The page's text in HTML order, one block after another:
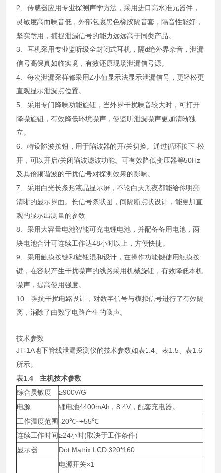
2、传感器应用专业探测声学方法，采用进口高水准元器件，
灵敏度高而噪音低，外部包裹黑色橡胶隔音套，隔音性能好，
坚实耐用，捕捉泄漏信号的能力远远高于同类产品。
3、耳机采用专业监听级全封闭式耳机，隔d绝外界杂音，泄漏
信号高保真如临实境，有效还原现场泄漏信号源。
4、每次泄漏采样都采用Z小值显示法显示泄漏信号，更轻松更
直观显示泄漏点位置。
5、采用专门降噪功能旋钮，当外界干扰噪音较大时，可打开
降噪旋钮，有效降低环境噪声，使监听泄漏噪声更加清晰独
立。
6、特设陷波按钮，用于陷波器的开/关切换。通过循环按下-松
开，可以开启/关闭陷波滤波功能。可有效降低变压器等50Hz
及其倍频谐波的干扰信号对探测效果的影响。
7、采用白光长条形液晶显示屏，不论白天黑夜都能给你明亮
清晰的显示界面。长信号条状图，间隔断点状设计，能更加直
观的显示出测量的参数
8、采用大容量电池智能可充电锂电池，并配备备用电池，两
块电池合计可连续工作达48小时以上，方便快捷。
9、采用触摸按键和旋钮混和设计，在操作功能键使用触摸按
键，在容易产生干扰噪声的线路采用机械旋钮，有效降低本机
噪声，提高使用强度。
10、强抗干扰电路设计，对数字信号与模拟信号进行了有效隔
离，消除了由数字电路产生的噪声。
技术参数
JT-1A地下管线泄漏探测仪的技术参数如表1.4、表1.5、表1.6
所示。
表1.4 主机技术参数
综合灵敏度
≥900V/G
电源
锂电池4400mAh，8.4V，配套充电器。
工作温度范围 -20℃~+55℃
连续工作时间≥24小时(取决于工作条件)
显示器
Dot Matrix LCD 320*160
电源开关×1